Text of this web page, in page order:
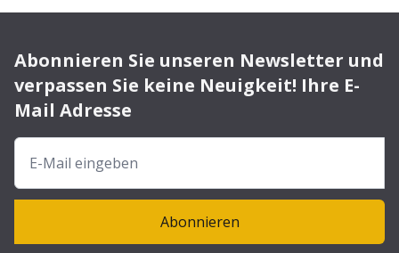
Abonnieren Sie unseren Newsletter und
verpassen Sie keine Neuigkeit! Ihre E-
Mail Adresse
Abonnieren